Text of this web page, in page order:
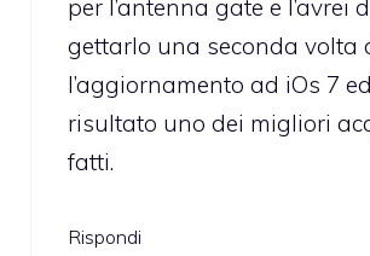
per l’antenna gate e l’avrei
gettarlo una seconda volta
l’aggiornamento ad iOs 7
risultato uno dei migliori
fatti.
Rispondi